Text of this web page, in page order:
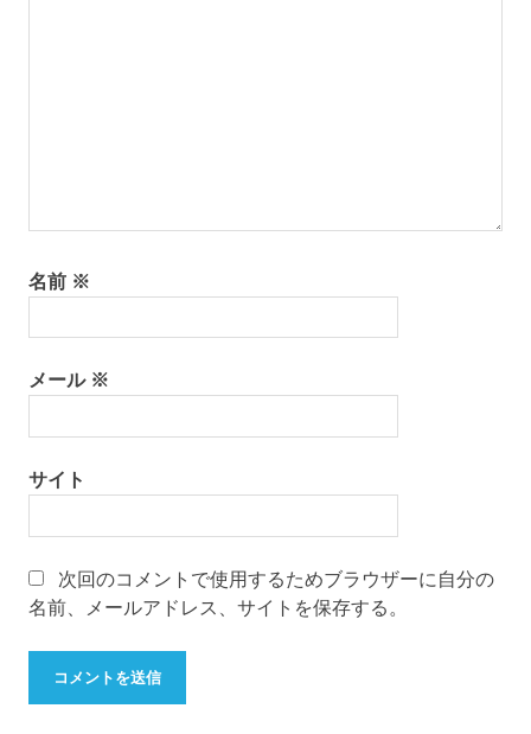
名前 ※
メール ※
サイト
次回のコメントで使用するためブラウザーに自分の
名前、メールアドレス、サイトを保存する。